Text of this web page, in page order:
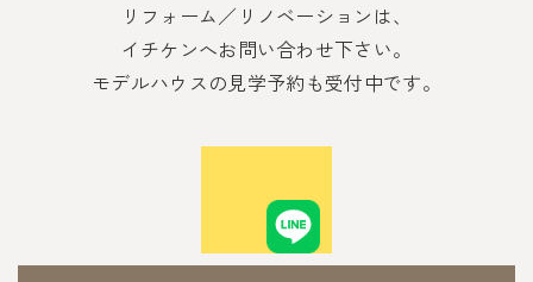
リフォーム／リノベーションは、
イチケンへお問い合わせ下さい。
モデルハウスの見学予約も受付中です。